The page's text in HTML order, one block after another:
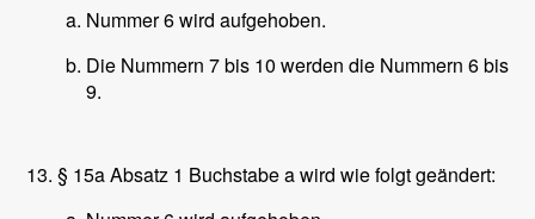
Nummer 6 wird aufgehoben.
Die Nummern 7 bis 10 werden die Nummern 6 bis
9.
§ 15a Absatz 1 Buchstabe a wird wie folgt geändert: